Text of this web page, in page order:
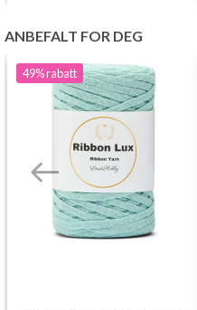
ANBEFALT FOR DEG
49%rabatt